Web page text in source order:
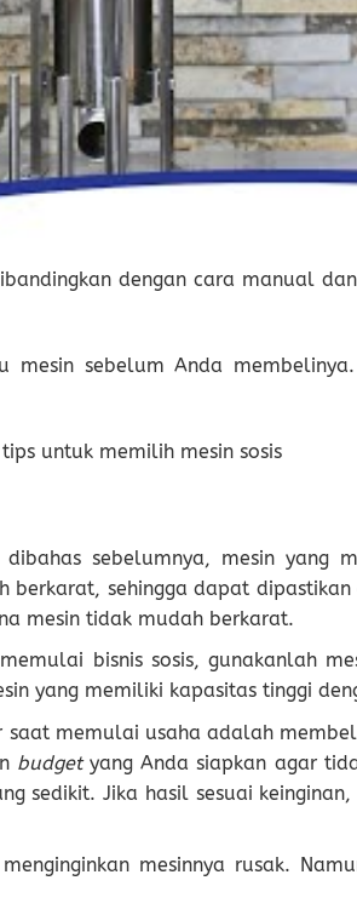
dengan cara manual
sebelum Anda
untuk memilih mesin sosis
sebelumnya, mesin yang
sehingga dapat
mesin tidak mudah berkarat.
bisnis sosis, gunakanlah
yang memiliki kapasitas tinggi
saat memulai usaha adalah
budgetyang Anda siapkan agar
sedikit. Jika hasil sesuai
mesinnya rusak.